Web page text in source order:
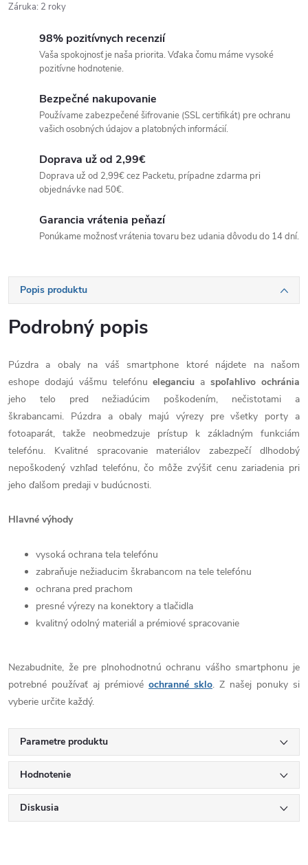
Záruka: 2 roky
98% pozitívnych recenzií
Vaša spokojnosť je naša priorita. Vďaka čomu máme vysoké
pozitívne hodnotenie.
Bezpečné nakupovanie
Používame zabezpečené šifrovanie (SSL certifikát) pre ochranu
vašich osobných údajov a platobných informácií.
Doprava už od 2,99€
Doprava už od 2,99€ cez Packetu, prípadne zdarma pri
objednávke nad 50€.
Garancia vrátenia peňazí
Ponúkame možnosť vrátenia tovaru bez udania dôvodu do 14 dní.
Popis produktu
Podrobný popis
Púzdra a obaly na váš smartphone ktoré nájdete na našom
eshope dodajú vášmu telefónueleganciu aspoľahlivo ochránia
jeho telo pred nežiadúcim poškodením, nečistotami a
škrabancami. Púzdra a obaly majú výrezy pre všetky porty a
fotoaparát, takže neobmedzuje prístup k základným funkciám
telefónu. Kvalitné spracovanie materiálov zabezpečí dlhodobý
nepoškodený vzhľad telefónu, čo môže zvýšiť cenu zariadenia pri
jeho ďalšom predaji v budúcnosti.
Hlavné výhody
vysoká ochrana tela telefónu
zabraňuje nežiaducim škrabancom na tele telefónu
ochrana pred prachom
presné výrezy na konektory a tlačidla
kvalitný odolný materiál a prémiové spracovanie
Nezabudnite, že pre plnohodnotnú ochranu vášho smartphonu je
potrebné používať aj prémiové ochranné sklo. Z našej ponuky si
vyberie určite každý.
Parametre produktu
Hodnotenie
Diskusia